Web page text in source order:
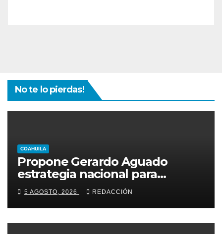
No te lo pierdas!
COAHUILA
Propone Gerardo Aguado
estrategia nacional para
combatir el despojo de
inmuebles
5 AGOSTO, 2026 REDACCIÓN